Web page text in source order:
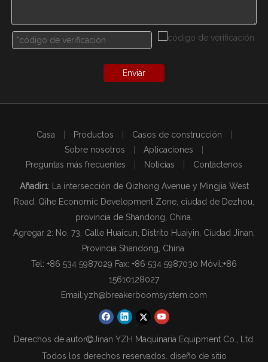
Enviar
Casa Productos Casos de construcción
Sobre nosotros
Aplicaciones
Preguntas más frecuentes
Noticias Contáctenos
Añadir1: La intersección de Qizhong Avenue y Mingjia West
Road, Qihe Economic Development Zone, ciudad de Dezhou,
provincia de Shandong, China.
Agregar 2: No. 73, Calle Huaicun, Distrito Huaiyin, Ciudad Jinan,
Provincia Shandong, China.
Tel: +86 534 5987029 Fax: +86 534 5987030 Móvil:+86
15610128027
Email:yzh@breakerboomsystem.com
Derechos de autorJinan YZH Maquinaria Equipment Co., Ltd.
Todos los derechos reservados. diseño de sitio